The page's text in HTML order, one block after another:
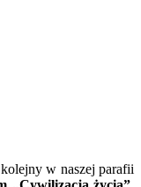
w naszej parafii